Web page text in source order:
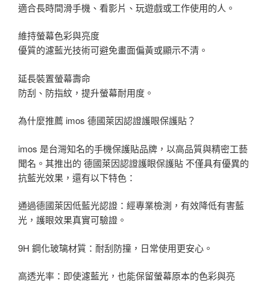
適合長時間滑手機、看影片、玩遊戲或工作使用的人。
維持螢幕色彩與亮度
優質的濾藍光技術可避免畫面偏黃或顯示不清。
延長裝置螢幕壽命
防刮、防指紋，提升螢幕耐用度。
為什麼推薦 imos 德國萊因認證護眼保護貼？
imos 是台灣知名的手機保護貼品牌，以高品質與精密工藝
聞名。其推出的 德國萊因認證護眼保護貼 不僅具有優異的
抗藍光效果，還有以下特色：
通過德國萊因低藍光認證：經專業檢測，有效降低有害藍
光，護眼效果真實可驗證。
9H 鋼化玻璃材質：耐刮防撞，日常使用更安心。
高透光率：即使濾藍光，也能保留螢幕原本的色彩與亮